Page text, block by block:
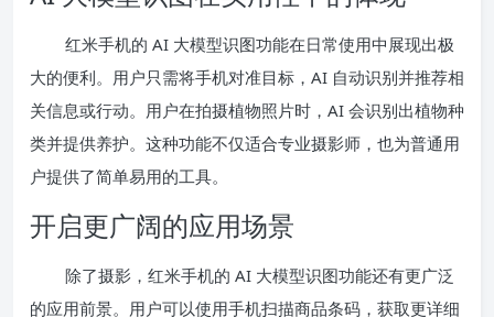
红米手机的 AI 大模型识图功能在日常使用中展现出极
大的便利。用户只需将手机对准目标，AI 自动识别并推荐相
关信息或行动。用户在拍摄植物照片时，AI 会识别出植物种
类并提供养护。这种功能不仅适合专业摄影师，也为普通用
户提供了简单易用的工具。
开启更广阔的应用场景
除了摄影，红米手机的 AI 大模型识图功能还有更广泛
的应用前景。用户可以使用手机扫描商品条码，获取更详细